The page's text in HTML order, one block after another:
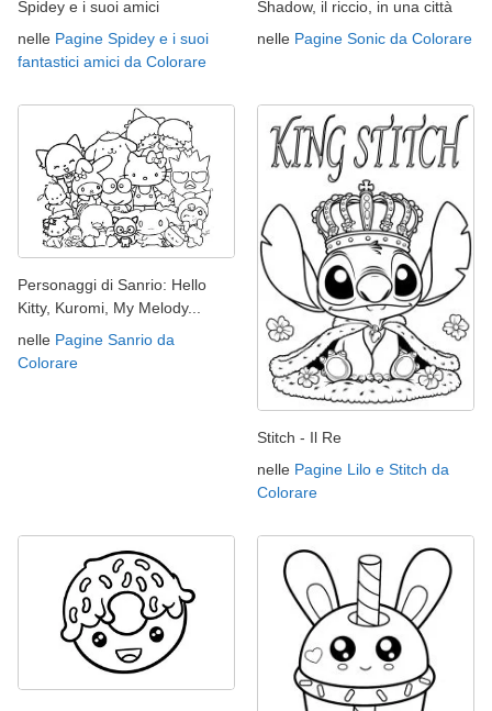
Spidey e i suoi amici
nelle Pagine Spidey e i suoi
fantastici amici da Colorare
Shadow, il riccio, in una città
nelle Pagine Sonic da Colorare
Personaggi di Sanrio: Hello
Kitty, Kuromi, My Melody...
nelle Pagine Sanrio da
Colorare
Stitch - Il Re
nelle Pagine Lilo e Stitch da
Colorare